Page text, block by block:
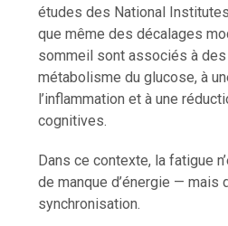
études des National
que même des décalages
sommeil sont associés à
métabolisme du glucose, à
l’inflammation et à une
cognitives.
Dans ce contexte, la fatigue
de manque d’énergie — mais
synchronisation.